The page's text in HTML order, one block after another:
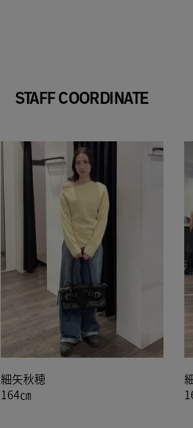
STAFF COORDINATE
細矢秋穂
164㎝